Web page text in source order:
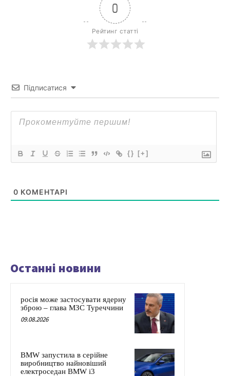
0
Рейтинг статті
Підписатися
{} [+]
0 КОМЕНТАРІ
Останні новини
росія може застосувати ядерну
зброю – глава МЗС Туреччини
09.08.2026
BMW запустила в серійне
виробництво найновіший
електроседан BMW i3